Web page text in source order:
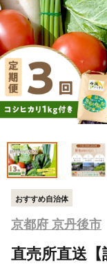
おすすめ自治体
京都府 京丹後市
直売所直送